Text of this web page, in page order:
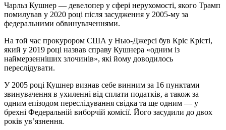
Чарльз Кушнер — девелопер у сфері нерухомості, якого Трамп
помилував у 2020 році після засудження у 2005-му за
федеральними обвинуваченнями.
На той час прокурором США у Нью-Джерсі був Кріс Крісті,
який у 2019 році назвав справу Кушнера «одним із
наймерзенніших злочинів», які йому доводилось
переслідувати.
У 2005 році Кушнер визнав себе винним за 16 пунктами
звинувачення в ухиленні від сплати податків, а також за
одним епізодом переслідування свідка та ще одним — у
брехні Федеральній виборчій комісії. Його засудили до двох
років ув’язнення.